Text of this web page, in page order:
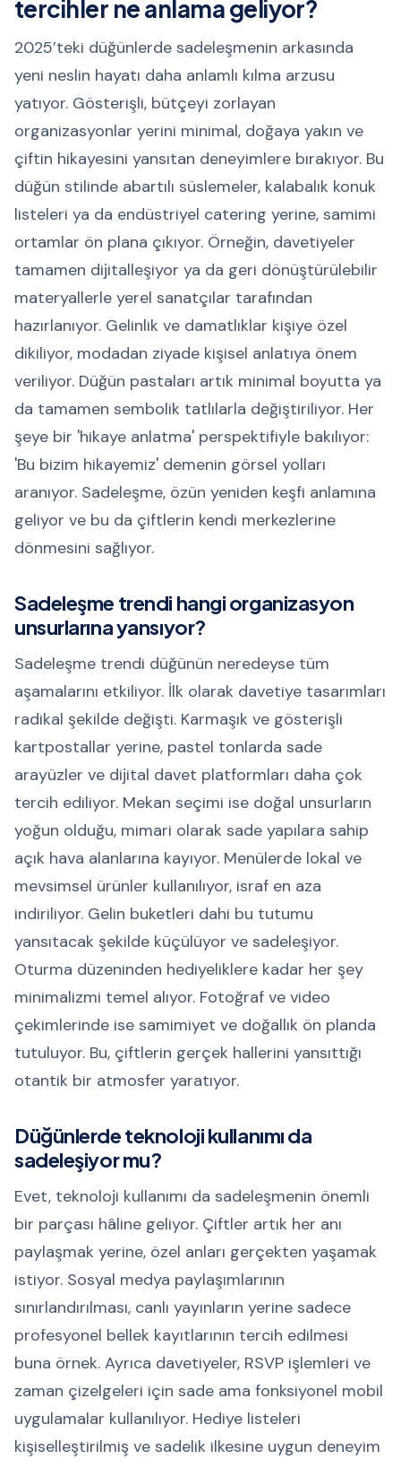
tercihler ne anlama geliyor?
2025’teki düğünlerde sadeleşmenin arkasında
yeni neslin hayatı daha anlamlı kılma arzusu
yatıyor. Gösterişli, bütçeyi zorlayan
organizasyonlar yerini minimal, doğaya yakın ve
çiftin hikayesini yansıtan deneyimlere bırakıyor. Bu
düğün stilinde abartılı süslemeler, kalabalık konuk
listeleri ya da endüstriyel catering yerine, samimi
ortamlar ön plana çıkıyor. Örneğin, davetiyeler
tamamen dijitalleşiyor ya da geri dönüştürülebilir
materyallerle yerel sanatçılar tarafından
hazırlanıyor. Gelinlik ve damatlıklar kişiye özel
dikiliyor, modadan ziyade kişisel anlatıya önem
veriliyor. Düğün pastaları artık minimal boyutta ya
da tamamen sembolik tatlılarla değiştiriliyor. Her
şeye bir 'hikaye anlatma' perspektifiyle bakılıyor:
'Bu bizim hikayemiz' demenin görsel yolları
aranıyor. Sadeleşme, özün yeniden keşfi anlamına
geliyor ve bu da çiftlerin kendi merkezlerine
dönmesini sağlıyor.
Sadeleşme trendi hangi organizasyon
unsurlarına yansıyor?
Sadeleşme trendi düğünün neredeyse tüm
aşamalarını etkiliyor. İlk olarak davetiye tasarımları
radikal şekilde değişti. Karmaşık ve gösterişli
kartpostallar yerine, pastel tonlarda sade
arayüzler ve dijital davet platformları daha çok
tercih ediliyor. Mekan seçimi ise doğal unsurların
yoğun olduğu, mimari olarak sade yapılara sahip
açık hava alanlarına kayıyor. Menülerde lokal ve
mevsimsel ürünler kullanılıyor, israf en aza
indiriliyor. Gelin buketleri dahi bu tutumu
yansıtacak şekilde küçülüyor ve sadeleşiyor.
Oturma düzeninden hediyeliklere kadar her şey
minimalizmi temel alıyor. Fotoğraf ve video
çekimlerinde ise samimiyet ve doğallık ön planda
tutuluyor. Bu, çiftlerin gerçek hallerini yansıttığı
otantik bir atmosfer yaratıyor.
Düğünlerde teknoloji kullanımı da
sadeleşiyor mu?
Evet, teknoloji kullanımı da sadeleşmenin önemli
bir parçası hâline geliyor. Çiftler artık her anı
paylaşmak yerine, özel anları gerçekten yaşamak
istiyor. Sosyal medya paylaşımlarının
sınırlandırılması, canlı yayınların yerine sadece
profesyonel bellek kayıtlarının tercih edilmesi
buna örnek. Ayrıca davetiyeler, RSVP işlemleri ve
zaman çizelgeleri için sade ama fonksiyonel mobil
uygulamalar kullanılıyor. Hediye listeleri
kişiselleştirilmiş ve sadelik ilkesine uygun deneyim